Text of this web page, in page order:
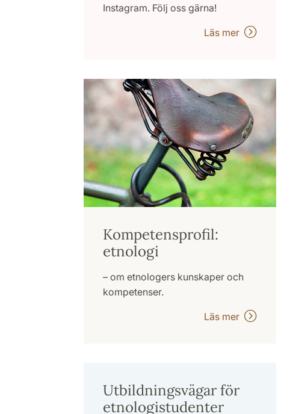
Instagram. Följ oss gärna!
Läs mer
Kompetensprofil:
etnologi
– om etnologers kunskaper och
kompetenser.
Läs mer
Utbildningsvägar för
etnologistudenter